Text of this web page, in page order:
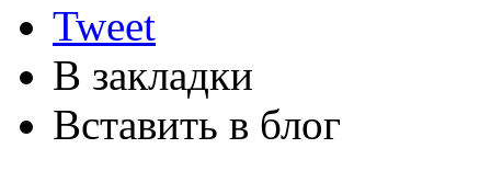
Tweet
В закладки
Вставить в блог